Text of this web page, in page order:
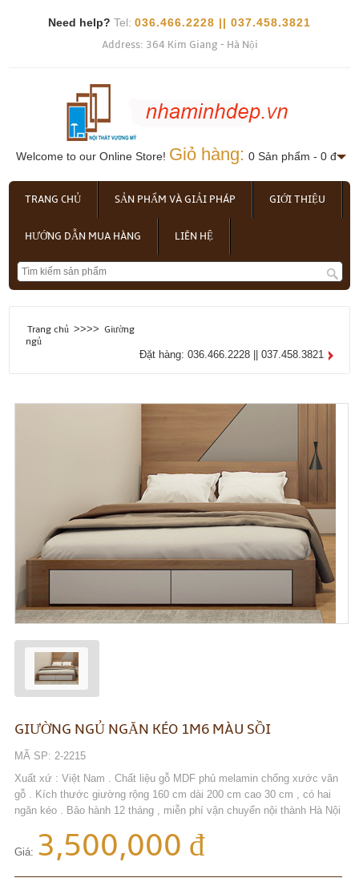
Need help? Tel: 036.466.2228 || 037.458.3821
Address: 364 Kim Giang - Hà Nội
Welcome to our Online Store! Giỏ hàng: 0 Sản phẩm - 0 đ
TRANG CHỦ SẢN PHẨM VÀ GIẢI PHÁP GIỚI THIỆU
HƯỚNG DẪN MUA HÀNG LIÊN HỆ
Trang chủ >>>> Giường
ngủ
Đặt hàng: 036.466.2228 || 037.458.3821
GIƯỜNG NGỦ NGĂN KÉO 1M6 MÀU SỒI
MÃ SP: 2-2215
Xuất xứ : Việt Nam . Chất liệu gỗ MDF phủ melamin chống xước vân
gỗ . Kích thước giường rộng 160 cm dài 200 cm cao 30 cm , có hai
ngăn kéo . Bảo hành 12 tháng , miễn phí vận chuyển nội thành Hà Nội
Giá: 3,500,000 đ